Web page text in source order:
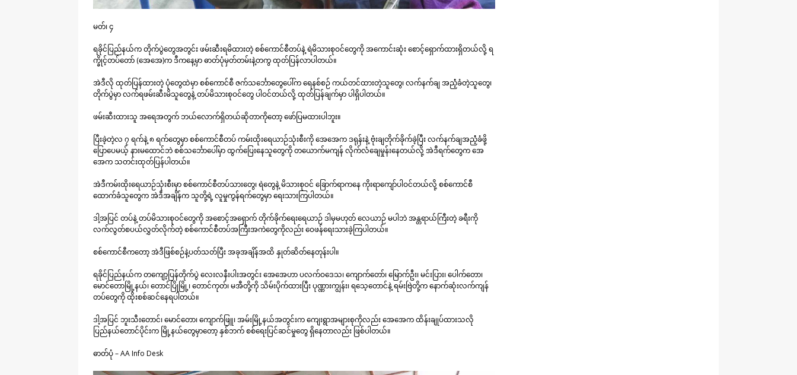
မတ်၊ ၄
ရခိုင်ပြည်နယ်က တိုက်ပွဲတွေအတွင်း ဖမ်းဆီးရမိထားတဲ့ စစ်ကောင်စီတပ်နဲ့ ရဲမိသားစုဝင်တွေကို အကောင်းဆုံး စောင့်ရှောက်ထားရှိတယ်လို့ ရ
က္ခိုင့်တပ်တော် (အေအေ)က ဒီကနေ့မှာ ဓာတ်ပုံမှတ်တမ်းနဲ့တကွ ထုတ်ပြန်လာပါတယ်။
အဲဒီလို ထုတ်ပြန်ထားတဲ့ ပုံတွေထဲမှာ စစ်ကောင်စီ ဇက်သင်္ဘောတွေပေါ်က ရေနစ်စဉ် ကယ်တင်ထားတဲ့သူတွေ၊ လက်နက်ချ အညံံ့ခံတဲ့သူတွေ၊
တိုက်ပွဲမှာ လက်ရဖမ်းဆီးမိသူတွေနဲ့ တပ်မိသားစုဝင်တွေ ပါဝင်တယ်လို့ ထုတ်ပြန်ချက်မှာ ပါရှိပါတယ်။
ဖမ်းဆီးထားသူ အရေအတွက် ဘယ်လောက်ရှိတယ်ဆိုတာကိုတော့ ဖော်ပြမထားပါဘူး။
ပြီးခဲ့တဲ့လ ၇ ရက်နဲ့ ၈ ရက်တွေမှာ စစ်ကောင်စီတပ် ကမ်းထိုးရေယာဉ်သုံးစီးကို အေအေက ဒရုန်းနဲ့ ဗုံးချတိုက်ခိုက်ခဲ့ပြီး လက်နက်ချအညံံ့ခံဖို့
ပြောပေမယ့် နားမထောင်ဘဲ စစ်သင်္ဘောပေါ်မှာ ထွက်ပြေးနေသူတွေကို တယောက်မကျန် လိုက်လံချေမှုန်းနေတယ်လို့ အဲဒီရက်တွေက အေ
အေက သတင်းထုတ်ပြန်ပါတယ်။
အဲဒီကမ်းထိုးရေယာဉ်သုံးစီးမှာ စစ်ကောင်စီတပ်သားတွေ၊ ရဲတွေနဲ့ မိသားစုဝင် ခြောက်ရာကနေ ကိုးရာကျော်ပါဝင်တယ်လို့ စစ်ကောင်စီ
ထောက်ခံသူတွေက အဲဒီအချိန်က သူတို့ရဲ့ လူမှုကွန်ရက်တွေမှာ ရေးသားကြပါတယ်။
ဒါ့အပြင် တပ်နဲ့ တပ်မိသားစုဝင်တွေကို အစောင့်အရှောက် တိုက်ခိုက်ရေးရေယာဉ် ဒါမှမဟုတ် လေယာဉ် မပါဘဲ အန္တရာယ်ကြီးတဲ့ ခရီးကို
လက်လွတ်စပယ်လွှတ်လိုက်တဲ့ စစ်ကောင်စီတပ်အကြီးအကဲတွေကိုလည်း ဝေဖန်ရေးသားခဲ့ကြပါတယ်။
စစ်ကောင်စီကတော့ အဲဒီဖြစ်စဉ်နဲ့ပတ်သတ်ပြီး အခုအချိန်အထိ နှုတ်ဆိတ်နေတုန်းပါ။
ရခိုင်ပြည်နယ်က တကျော့ပြန်တိုက်ပွဲ လေးလနီးပါးအတွင်း အေအေဟာ ပလက်ဝဒေသ၊ ကျောက်တော်၊ မြောက်ဦး၊ မင်းပြား၊ ပေါက်တော၊
မောင်တောမြို့နယ်၊ တောင်ပြိုမြို့၊ တောင်ကုတ်၊ မအီတို့ကို သိမ်းပိုက်ထားပြီး ပုဏ္ဏားကျွန်း၊ ရသေ့တောင်နဲ့ ရမ်းဗြဲတို့က နောက်ဆုံးလက်ကျန်
တပ်တွေကို ထိုးစစ်ဆင်နေရပါတယ်။
ဒါ့အပြင် ဘူးသီးတောင်၊ မောင်တော၊ ကျောက်ဖြူ၊ အမ်းမြို့နယ်အတွင်းက ကျေးရွာအများစုကိုလည်း အေအေက ထိန်းချုပ်ထားသလို
ပြည်နယ်တောင်ပိုင်းက မြို့နယ်တွေမှာတော့ နှစ်ဘက် စစ်ရေးပြင်ဆင်မှုတွေ ရှိနေတာလည်း ဖြစ်ပါတယ်။
ဓာတ်ပုံ – AA Info Desk